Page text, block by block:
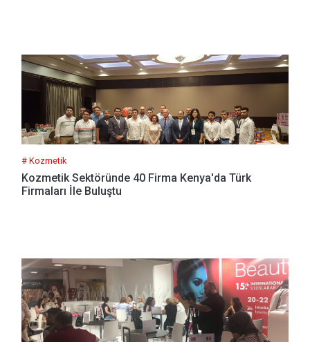
# Kozmetik
Kozmetik Sektöründe 40 Firma Kenya'da Türk
Firmaları İle Buluştu